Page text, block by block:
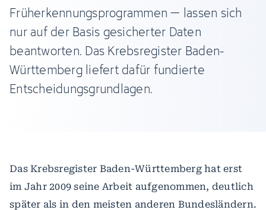
Früherkennungsprogrammen – lassen sich
nur auf der Basis gesicherter Daten
beantworten. Das Krebsregister Baden-
Württemberg liefert dafür fundierte
Entscheidungsgrundlagen.
Das Krebsregister Baden-Württemberg hat erst
im Jahr 2009 seine Arbeit aufgenommen, deutlich
später als in den meisten anderen Bundesländern.